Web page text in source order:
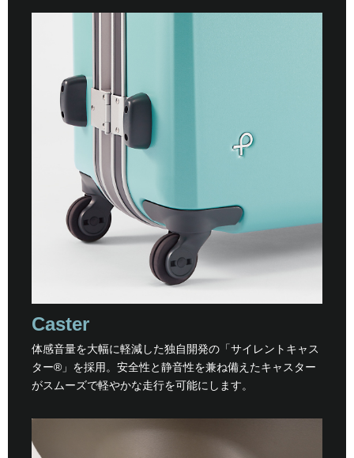
Caster
体感音量を大幅に軽減した独自開発の「サイレントキャス
ター®」を採用。安全性と静音性を兼ね備えたキャスター
がスムーズで軽やかな走行を可能にします。